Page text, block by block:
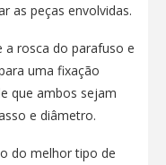
as peças envolvidas.
a rosca do parafuso e
uma fixação
que ambos sejam
e diâmetro.
do melhor tipo de